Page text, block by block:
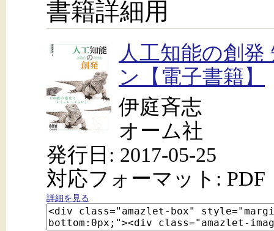
書籍詳細用
人工知能の創
ン【電子書籍】
伊庭斉志
オーム社
発行日: 2017-05-25
対応フォーマット: PDF
詳細を見る